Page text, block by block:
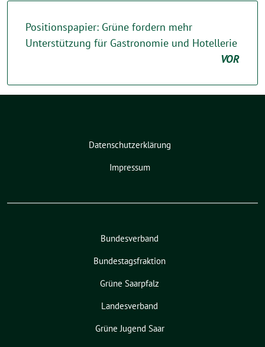
Positionspapier: Grüne fordern mehr
Unterstützung für Gastronomie und Hotellerie
VOR
Datenschutzerklärung
Impressum
Bundesverband
Bundestagsfraktion
Grüne Saarpfalz
Landesverband
Grüne Jugend Saar